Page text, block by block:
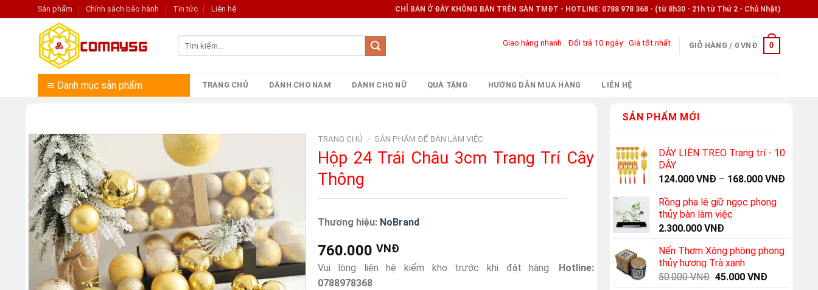
to
Sản phẩm Chính sách bảo hành Tin tức Liên hệ CHỈ BÁN Ở ĐÂY KHÔNG BÁN TRÊN SÀN TMĐT - HOTLINE: 0788 978 368 - (từ 8h30 - 21h từ Thứ 2 - Chủ Nhật)
Giao hàng nhanh Đổi trả 10 ngày Giá tốt nhất GIỎ HÀNG / 0VNĐ 0
Danh mục sản phẩm TRANG CHỦ DÀNH CHO NAM DÀNH CHO NỮ QUÀ TẶNG HƯỚNG DẪN MUA HÀNG LIÊN HỆ
SẢN PHẨM MỚI
DÂY LIỄN TREO Trang trí - 10
DÂY
124.000 VNĐ – 168.000 VNĐ
Rồng pha lê giữ ngọc phong
thủy bàn làm việc
2.300.000 VNĐ
Nến Thơm Xông phòng phong
thủy hương Trà xanh
50.000VNĐ Original
45.000 VNĐCurrent
TRANG CHỦ / SẢN PHẨM ĐỂ BÀN LÀM VIỆC
Hộp 24 Trái Châu 3cm Trang Trí Cây
Thông
Thương hiệu: NoBrand
760.000 VNĐ
Vui lòng liên hệ kiểm kho trước khi đặt hàng.
Hotline:
0788978368